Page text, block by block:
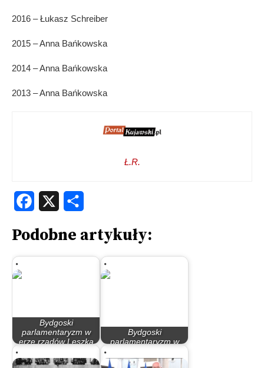
2016 – Łukasz Schreiber
2015 – Anna Bańkowska
2014 – Anna Bańkowska
2013 – Anna Bańkowska
Ł.R.
Facebook
Podobne artykuły:
Bydgoski
parlamentaryzm w
erze rządów Leszka
Bydgoski
parlamentaryzm w